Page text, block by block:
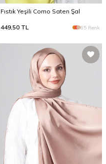
Fıstık Yeşili Como Saten Şal
449,50 TL 65 Renk